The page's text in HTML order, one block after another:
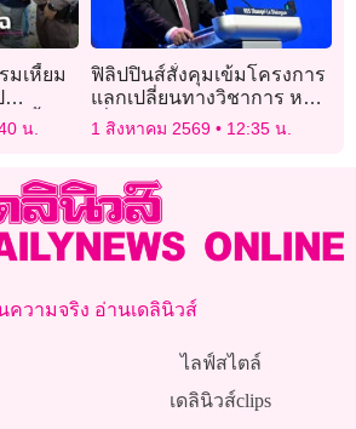
มเหี้ยม
งทั้ง
น.
ฟิลิปปินส์สั่งคุมเข้มโครงการ
แลกเปลี่ยนทางวิชาการ หวั่น
เชื่อมโยงอิทธิพลจีน
1 สิงหาคม 2569 12:35 น.
ความจริง อ่านเดลินิวส์
ไลฟ์สไตล์
เดลินิวส์clips